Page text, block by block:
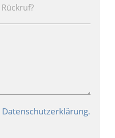
Datenschutzerklärung.